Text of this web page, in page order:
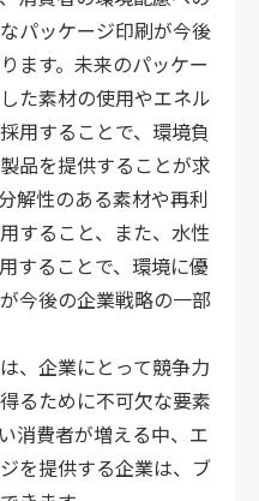
パッケージ印刷が今後
ます。未来のパッケー
た素材の使用やエネル
用することで、環境負
品を提供することが求
解性のある素材や再利
すること、また、水性
することで、環境に優
今後の企業戦略の一部
、企業にとって競争力
るために不可欠な要素
消費者が増える中、エ
を提供する企業は、ブ